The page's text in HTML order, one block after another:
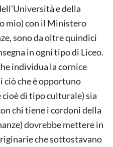
e della
mio) con il Ministero
sono da oltre quindici
in ogni tipo di Liceo.
individua la cornice
ciò che è opportuno
cioè di tipo culturale) sia
chi tiene i cordoni della
dovrebbe mettere in
che sottostavano